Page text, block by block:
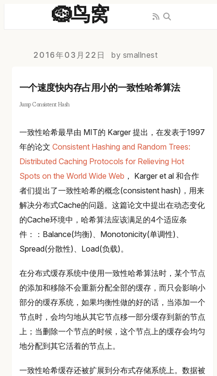
🪹鸟窝
2016年03月22日 by smallnest
一个速度快内存占用小的一致性哈希算法
Jump Consistent Hash
一致性哈希最早由 MIT的 Karger 提出，在发表于1997
年的论文 Consistent Hashing and Random Trees:
Distributed Caching Protocols for Relieving Hot
Spots on the World Wide Web ， Karger et al 和合作
者们提出了一致性哈希的概念(consistent hash)，用来
解决分布式Cache的问题。这篇论文中提出在动态变化
的Cache环境中，哈希算法应该满足的4个适应条
件：：Balance(均衡)、Monotonicity(单调性)、
Spread(分散性)、Load(负载)。
在分布式缓存系统中使用一致性哈希算法时，某个节点
的添加和移除不会重新分配全部的缓存，而只会影响小
部分的缓存系统，如果均衡性做的好的话，当添加一个
节点时，会均匀地从其它节点移一部分缓存到新的节点
上；当删除一个节点的时候，这个节点上的缓存会均匀
地分配到其它活着的节点上。
一致性哈希缓存还被扩展到分布式存储系统上。数据被